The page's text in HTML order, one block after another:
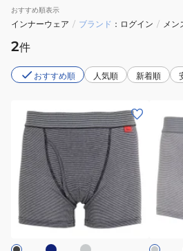
おすすめ順表示
インナーウェア / ブランド ログイン / メン
2件
おすすめ順 人気順 新着順
ズ)N-
FIT
ロ
ン
グ
ボ
ク
グ
レ
ー
ズ)N-
FIT
シ
ー
ボ
グ
レ
ー
ネ
イ
ビ
ブ
ラ
ッ